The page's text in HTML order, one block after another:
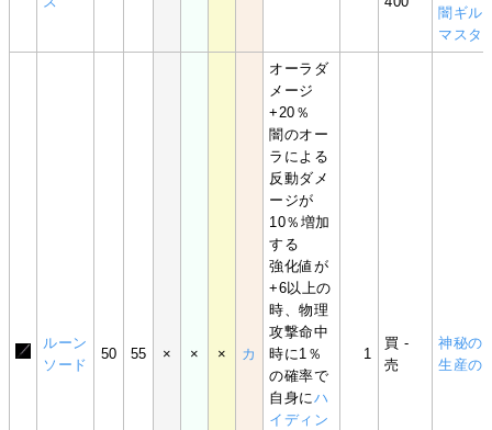
闇ギル
マスタ
ルーン
ソード
50 55 × × × カ
オーラダ
メージ
+20％
闇のオー
ラによる
反動ダメ
ージが
10％増加
する
強化値が
+6以上の
時、物理
攻撃命中
時に1％
の確率で
自身にハ
イディン
1
買 -
売
神秘の
生産の